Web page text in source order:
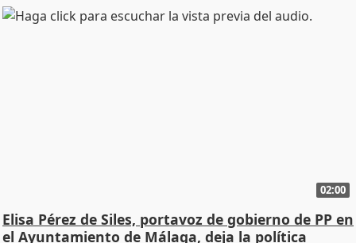
02:00
Elisa Pérez de Siles, portavoz de gobierno de PP en
el Ayuntamiento de Málaga, deja la política